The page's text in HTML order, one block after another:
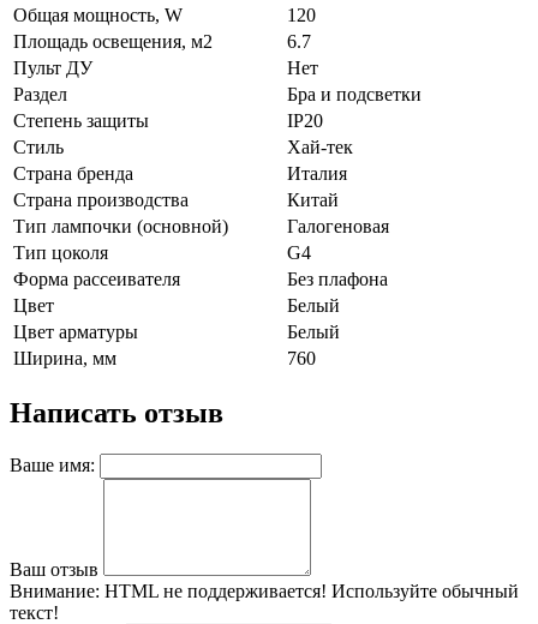
Общая мощность, W
120
Площадь освещения, м2
6.7
Пульт ДУ
Нет
Раздел
Бра и подсветки
Степень защиты
IP20
Стиль
Хай-тек
Страна бренда
Италия
Страна производства
Китай
Тип лампочки (основной)
Галогеновая
Тип цоколя
G4
Форма рассеивателя
Без плафона
Цвет
Белый
Цвет арматуры
Белый
Ширина, мм
760
Написать отзыв
Ваше имя:
Ваш отзыв
Внимание: HTML не поддерживается! Используйте обычный
текст!